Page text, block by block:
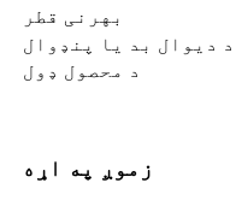
بهرنی قطر
د دیوال بد یا پنډوال
د محصول ډول
زموږ په اړه